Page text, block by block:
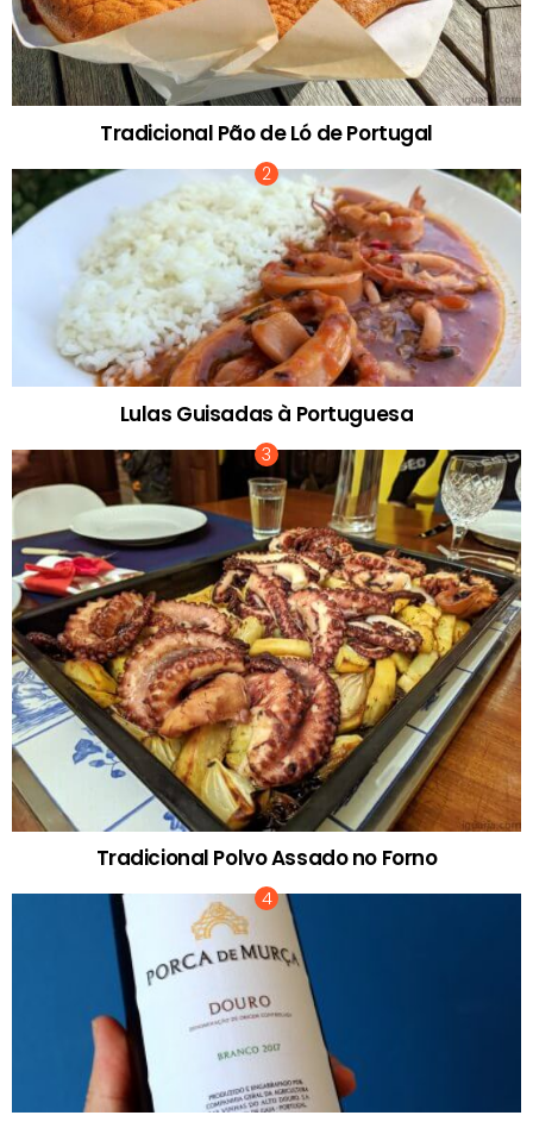
Tradicional Pão de Ló de Portugal
Lulas Guisadas à Portuguesa
Tradicional Polvo Assado no Forno